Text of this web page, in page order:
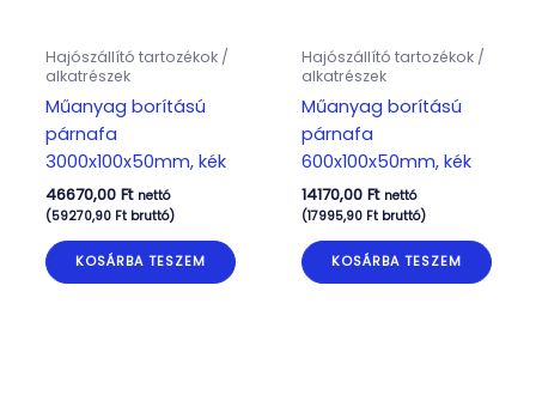
Hajószállító tartozékok /
alkatrészek
Műanyag borítású
párnafa
3000x100x50mm, kék
46670,00 Ft nettó
(59270,90 Ftbruttó)
KOSÁRBA TESZEM
Hajószállító tartozékok /
alkatrészek
Műanyag borítású
párnafa
600x100x50mm, kék
14170,00 Ft nettó
(17995,90 Ftbruttó)
KOSÁRBA TESZEM